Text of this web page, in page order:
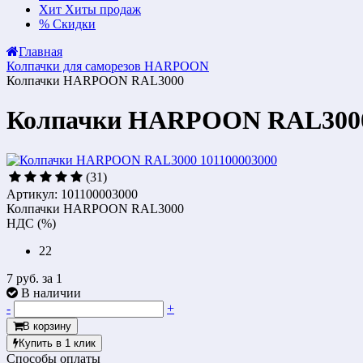
Хит Хиты продаж
% Скидки
Главная
Колпачки для саморезов HARPOON
Колпачки HARPOON RAL3000
Колпачки HARPOON
(31)
Артикул: 101100003000
Колпачки HARPOON RAL3000
НДС (%)
22
7 руб. за 1
В наличии
-
+
В корзину
Купить в 1 клик
Способы оплаты